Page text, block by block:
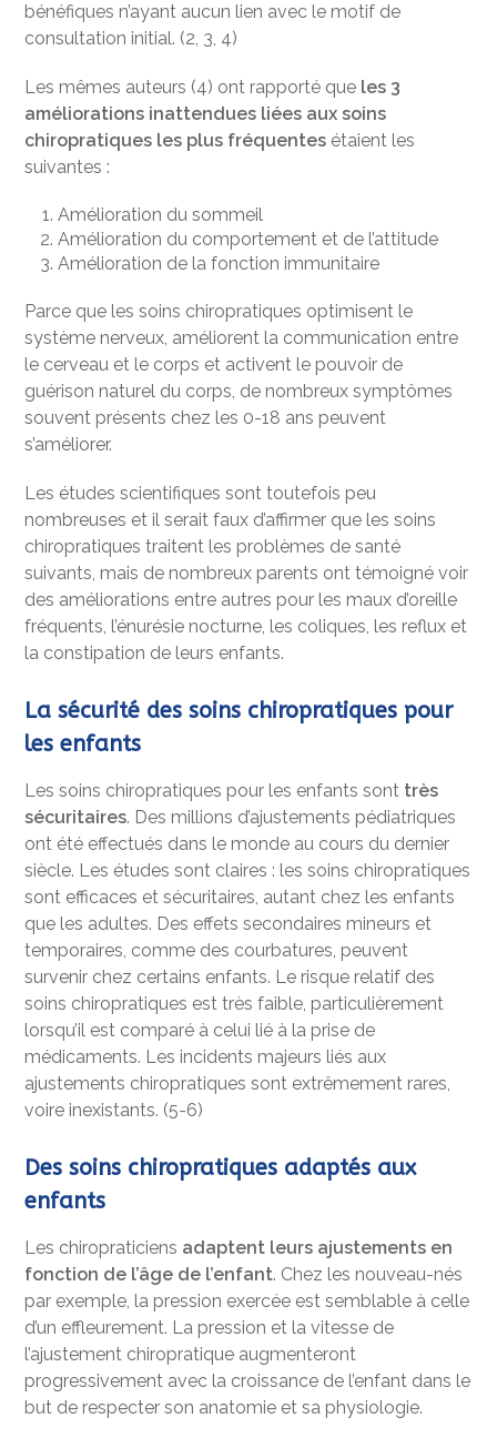
bénéfiques n’ayant aucun lien avec le motif de
consultation initial. (2, 3, 4)
Les mêmes auteurs (4) ont rapporté que les 3
améliorations inattendues liées aux soins
chiropratiques les plus fréquentes étaient les
suivantes :
Amélioration du sommeil
Amélioration du comportement et de l’attitude
Amélioration de la fonction immunitaire
Parce que les soins chiropratiques optimisent le
système nerveux, améliorent la communication entre
le cerveau et le corps et activent le pouvoir de
guérison naturel du corps, de nombreux symptômes
souvent présents chez les 0-18 ans peuvent
s’améliorer.
Les études scientifiques sont toutefois peu
nombreuses et il serait faux d’affirmer que les soins
chiropratiques traitent les problèmes de santé
suivants, mais de nombreux parents ont témoigné voir
des améliorations entre autres pour les maux d’oreille
fréquents, l’énurésie nocturne, les coliques, les reflux et
la constipation de leurs enfants.
La sécurité des soins chiropratiques pour
les enfants
Les soins chiropratiques pour les enfants sont très
sécuritaires. Des millions d’ajustements pédiatriques
ont été effectués dans le monde au cours du dernier
siècle. Les études sont claires : les soins chiropratiques
sont efficaces et sécuritaires, autant chez les enfants
que les adultes. Des effets secondaires mineurs et
temporaires, comme des courbatures, peuvent
survenir chez certains enfants. Le risque relatif des
soins chiropratiques est très faible, particulièrement
lorsqu’il est comparé à celui lié à la prise de
médicaments. Les incidents majeurs liés aux
ajustements chiropratiques sont extrêmement rares,
voire inexistants. (5-6)
Des soins chiropratiques adaptés aux
enfants
Les chiropraticiens adaptent leurs ajustements en
fonction de l’âge de l’enfant. Chez les nouveau-nés
par exemple, la pression exercée est semblable à celle
d’un effleurement. La pression et la vitesse de
l’ajustement chiropratique augmenteront
progressivement avec la croissance de l’enfant dans le
but de respecter son anatomie et sa physiologie.